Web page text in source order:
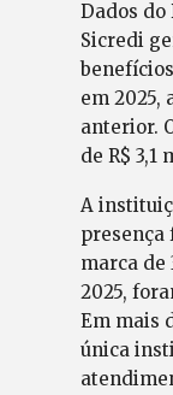
Dados do
Sicredi
em 2025,
anterior.
de R$ 3,1
A
presença
marca de
2025,
Em mais
única